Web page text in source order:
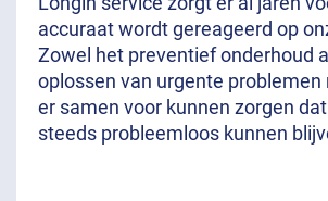
accuraat wordt gereageerd op
Zowel het preventief onderhoud
oplossen van urgente
er samen voor kunnen zorgen
steeds probleemloos kunnen